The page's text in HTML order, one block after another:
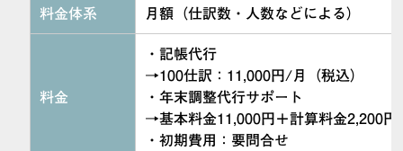
料金体系 月額（仕訳数・人数などによる）
料金
・記帳代行
→100仕訳：11,000円/月（税込）
・年末調整代行サポート
→基本料金11,000円＋計算料金2,200円
・初期費用：要問合せ